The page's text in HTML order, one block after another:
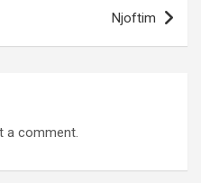
Njoftim
a comment.